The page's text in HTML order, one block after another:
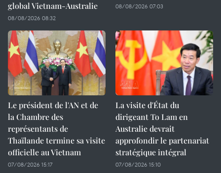
global Vietnam-Australie
08/08/2026 08:32
08/08/2026 07:03
Le président de l'AN et de
la Chambre des
représentants de
Thaïlande termine sa visite
officielle au Vietnam
07/08/2026 15:17
La visite d'État du
dirigeant To Lam en
Australie devrait
approfondir le partenariat
stratégique intégral
07/08/2026 15:10